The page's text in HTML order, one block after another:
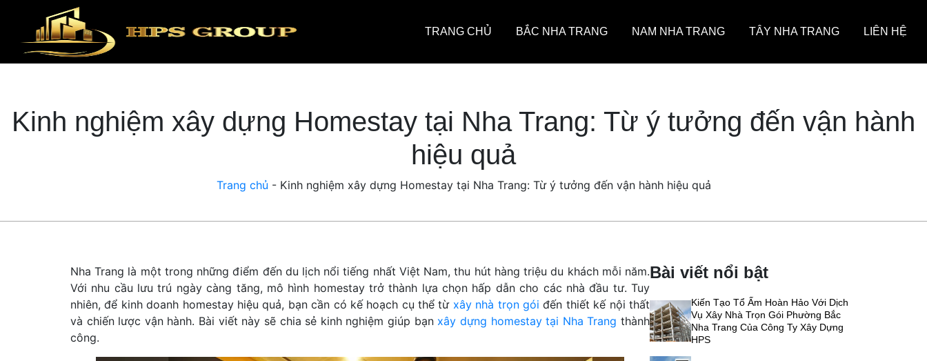
TRANG CHỦ BẮC NHA TRANG NAM NHA TRANG TÂY NHA TRANG LIÊN HỆ
Kinh nghiệm xây dựng Homestay tại Nha Trang: Từ ý tưởng đến vận hành
hiệu quả
Trang chủ - Kinh nghiệm xây dựng Homestay tại Nha Trang: Từ ý tưởng đến vận hành hiệu quả
Nha Trang là một trong những điểm đến du lịch nổi tiếng nhất Việt Nam, thu hút hàng triệu du khách mỗi năm.
Với nhu cầu lưu trú ngày càng tăng, mô hình homestay trở thành lựa chọn hấp dẫn cho các nhà đầu tư. Tuy
nhiên, để kinh doanh homestay hiệu quả, bạn cần có kế hoạch cụ thể từ xây nhà trọn gói đến thiết kế nội thất
và chiến lược vận hành. Bài viết này sẽ chia sẻ kinh nghiệm giúp bạn xây dựng homestay tại Nha Trang thành
công.
Bài viết nổi bật
Kiến Tạo Tổ Ấm Hoàn Hảo Với Dịch
Vụ Xây Nhà Trọn Gói Phường Bắc
Nha Trang Của Công Ty Xây Dựng
HPS